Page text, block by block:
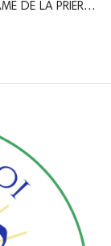
DE LA PRIÈRE